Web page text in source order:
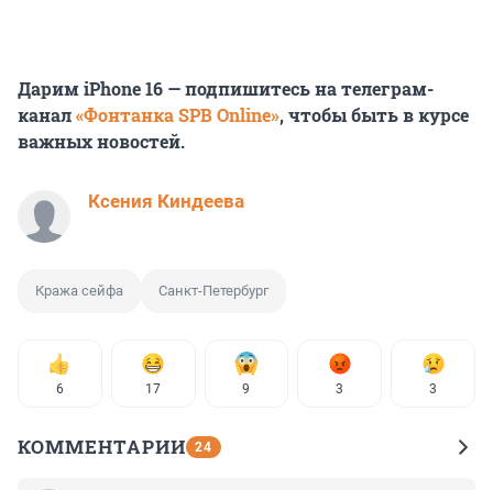
Дарим iPhone 16 — подпишитесь на телеграм-
канал«Фонтанка SPB Online», чтобы быть в курсе
важных новостей.
Ксения Киндеева
Кража сейфа Санкт-Петербург
6 17 9 3 3
КОММЕНТАРИИ 24